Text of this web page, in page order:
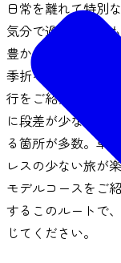
日常を離れて特別
気分で過ごしたい
豊かな癒しの杜の
季折々の美しい景
行をご紹介します
に段差が少なかっ
る箇所が多数。車
レスの少ない旅が
モデルコースをご
するこのルートで
じてください。